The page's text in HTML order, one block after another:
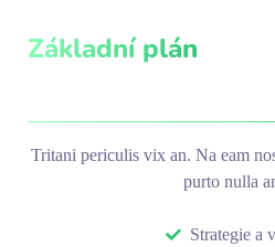
Základní plán
Tritani periculis vix an. Na eam
purto nulla
Strategie a